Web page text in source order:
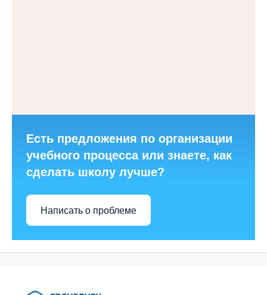
Есть предложения по организации
учебного процесса или знаете, как
сделать школу лучше?
Написать о проблеме